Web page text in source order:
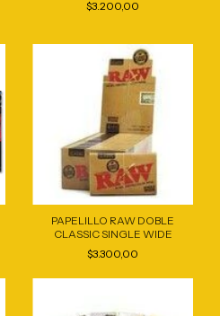
$3.200,00
PAPELILLO RAW DOBLE
CLASSIC SINGLE WIDE
$3.300,00